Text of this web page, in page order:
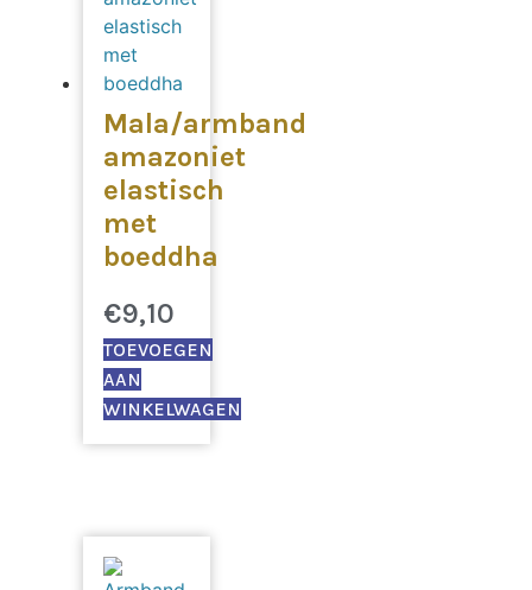
Mala/armband
amazoniet
elastisch
met
boeddha
€9,10
TOEVOEGEN
AAN
WINKELWAGEN